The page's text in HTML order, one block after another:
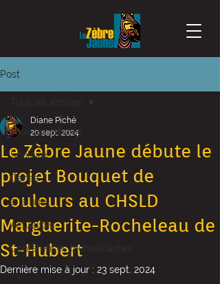
Post
Tous les articles
Scolaire
Danse
à la une
Actualités
Conférences bienveillantes
Le Zèbre Jaune débute le
projet Bouquet de
couleurs au CHSLD
Marguerite-Rocheleau de
St-Hubert
Diane Piché
20 sept. 2024
Dernière mise à jour : 23 sept. 2024